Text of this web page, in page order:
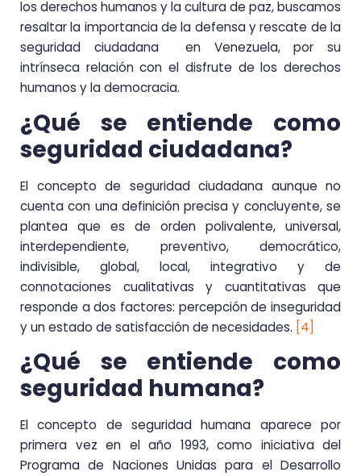
los derechos humanos y la cultura de paz, buscamos
resaltar la importancia de la defensa y rescate de la
seguridad ciudadana en Venezuela, por su
intrínseca relación con el disfrute de los derechos
humanos y la democracia.
¿Qué se entiende como
seguridad ciudadana?
El concepto de seguridad ciudadana aunque no
cuenta con una definición precisa y concluyente, se
plantea que es de orden polivalente, universal,
interdependiente, preventivo, democrático,
indivisible, global, local, integrativo y de
connotaciones cualitativas y cuantitativas que
responde a dos factores: percepción de inseguridad
y un estado de satisfacción de necesidades. [4]
¿Qué se entiende como
seguridad humana?
El concepto de seguridad humana aparece por
primera vez en el año 1993, como iniciativa del
Programa de Naciones Unidas para el Desarrollo